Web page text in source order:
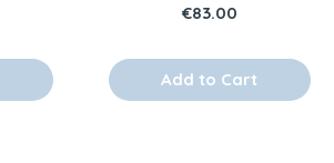
Price
€83.00
Add to Cart